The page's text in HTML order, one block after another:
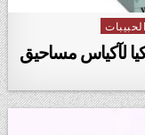
لآكياس مساحيق